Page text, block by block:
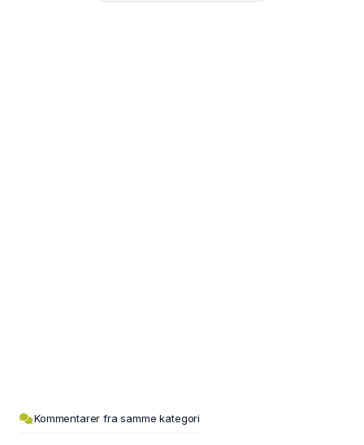
Kommentarer fra samme kategori